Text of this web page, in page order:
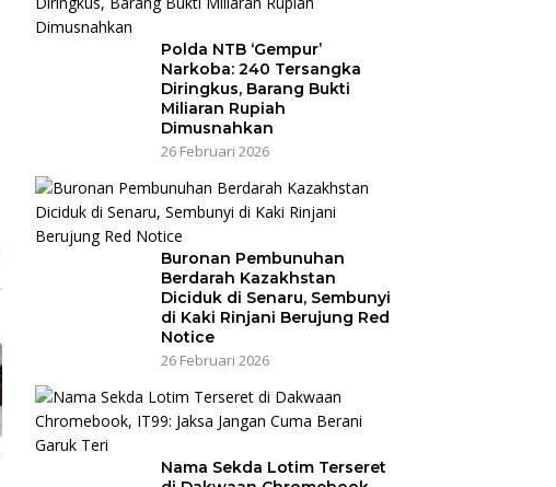
Polda NTB ‘Gempur’
Narkoba: 240 Tersangka
Diringkus, Barang Bukti
Miliaran Rupiah
Dimusnahkan
26 Februari 2026
Buronan Pembunuhan
Berdarah Kazakhstan
Diciduk di Senaru, Sembunyi
di Kaki Rinjani Berujung Red
Notice
26 Februari 2026
Nama Sekda Lotim Terseret